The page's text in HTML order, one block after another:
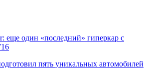
еще один «последний» гиперкар с
пять уникальных автомобилей